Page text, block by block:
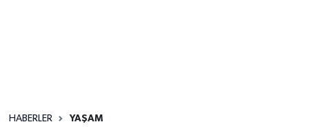
HABERLER YAŞAM